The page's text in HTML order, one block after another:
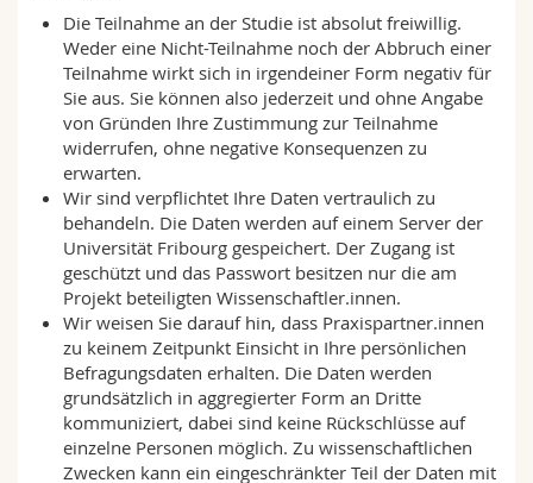
Die Teilnahme an der Studie ist absolut freiwillig.
Weder eine Nicht-Teilnahme noch der Abbruch einer
Teilnahme wirkt sich in irgendeiner Form negativ für
Sie aus. Sie können also jederzeit und ohne Angabe
von Gründen Ihre Zustimmung zur Teilnahme
widerrufen, ohne negative Konsequenzen zu
erwarten.
Wir sind verpflichtet Ihre Daten vertraulich zu
behandeln. Die Daten werden auf einem Server der
Universität Fribourg gespeichert. Der Zugang ist
geschützt und das Passwort besitzen nur die am
Projekt beteiligten Wissenschaftler.innen.
Wir weisen Sie darauf hin, dass Praxispartner.innen
zu keinem Zeitpunkt Einsicht in Ihre persönlichen
Befragungsdaten erhalten. Die Daten werden
grundsätzlich in aggregierter Form an Dritte
kommuniziert, dabei sind keine Rückschlüsse auf
einzelne Personen möglich. Zu wissenschaftlichen
Zwecken kann ein eingeschränkter Teil der Daten mit